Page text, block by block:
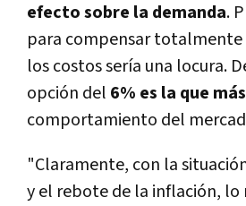
efecto sobre la demanda.
para compensar
los costos serí­a una locura.
opción del 6% es la que
comportamiento del
"Claramente, con la
y el rebote de la inflación, lo